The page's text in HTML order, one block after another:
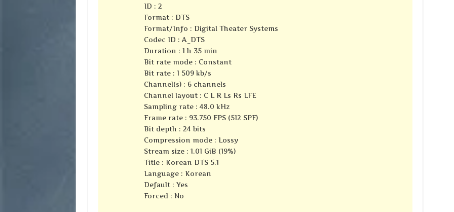
ID : 2
Format : DTS
Format/Info : Digital Theater Systems
Codec ID : A_DTS
Duration : 1 h 35 min
Bit rate mode : Constant
Bit rate : 1 509 kb/s
Channel(s) : 6 channels
Channel layout : C L R Ls Rs LFE
Sampling rate : 48.0 kHz
Frame rate : 93.750 FPS (512 SPF)
Bit depth : 24 bits
Compression mode : Lossy
Stream size : 1.01 GiB (19%)
Title : Korean DTS 5.1
Language : Korean
Default : Yes
Forced : No